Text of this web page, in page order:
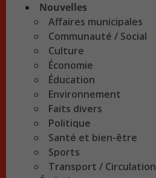
Nouvelles
Affaires municipales
Communauté / Social
Culture
Économie
Éducation
Environnement
Faits divers
Politique
Santé et bien-être
Sports
Transport / Circulation